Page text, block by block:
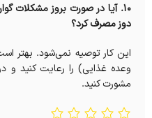
10. آیا در صورت بروز مشکلات
دوز مصرف کرد؟
این کار توصیه نمی‌شود.
وعده غذایی) را رعایت کنید و
مشورت کنید.